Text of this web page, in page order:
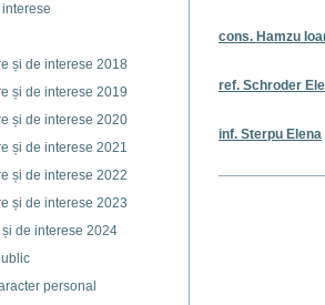
și de interese 2018
și de interese 2019
și de interese 2020
și de interese 2021
și de interese 2022
și de interese 2023
de interese 2024
personal
cons. Hamzu
ref. Schroder
inf. Sterpu Elena